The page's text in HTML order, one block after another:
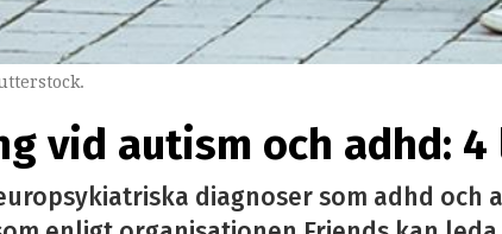
vid autism och adhd:
diagnoser som adhd